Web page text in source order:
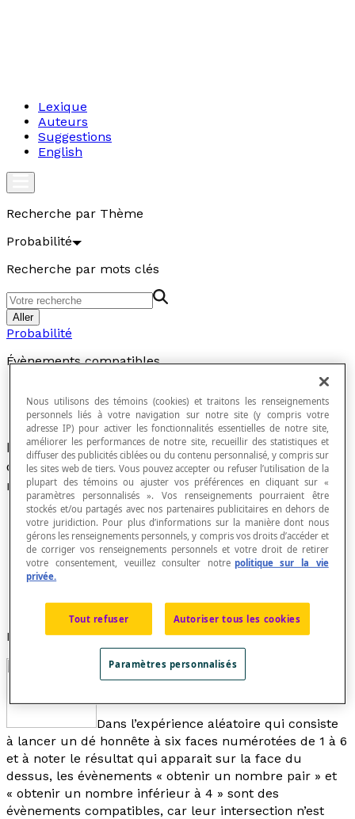
Lexique
Auteurs
Suggestions
English
Recherche par Thème
Probabilité
Recherche par mots clés
Aller
Probabilité
Évènements compatibles
Évènements qui comportent des résultats en
commun et qui peuvent ainsi se réaliser en
même temps.
On dit aussi que des évènements compatibles sont
jointsouinclusifs.
∩ B ≠ ∅.
Exemple
Dans l’expérience aléatoire qui consiste
à lancer un dé honnête à six faces numérotées de 1 à 6
et à noter le résultat qui apparait sur la face du
dessus, les évènements « obtenir un nombre pair » et
« obtenir un nombre inférieur à 4 » sont des
évènements compatibles, car leur intersection n’est
Nous utilisons des témoins (cookies) et traitons les renseignements
personnels liés à votre navigation sur notre site (y compris votre
adresse IP) pour activer les fonctionnalités essentielles de notre site,
améliorer les performances de notre site, recueillir des statistiques et
diffuser des publicités ciblées ou du contenu personnalisé, y compris sur
les sites web de tiers. Vous pouvez accepter ou refuser l’utilisation de la
plupart des témoins ou ajuster vos préférences en cliquant sur «
paramètres personnalisés ». Vos renseignements pourraient être
stockés et/ou partagés avec nos partenaires publicitaires en dehors de
votre juridiction. Pour plus d’informations sur la manière dont nous
gérons les renseignements personnels, y compris vos droits d’accéder et
de corriger vos renseignements personnels et votre droit de retirer
votre consentement, veuillez consulter notre politique sur la vie
privée.
Tout refuser Autoriser tous les cookies
Paramètres personnalisés